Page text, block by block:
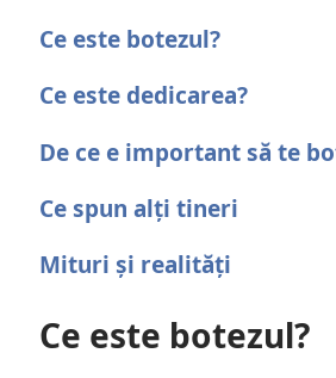
Ce este botezul?
Ce este dedicarea?
De ce e important să te
Ce spun alți tineri
Mituri și realități
Ce este botezul?